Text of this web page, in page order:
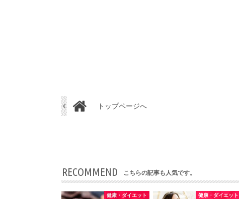
トップページへ
RECOMMEND こちらの記事も人気です。
健康・ダイエット 健康・ダイエット